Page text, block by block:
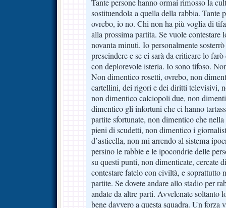
Tante persone hanno ormai rimosso la
sostituendola a quella della rabbia. Tante
ovrebo, io no. Chi non ha più voglia di
alla prossima partita. Se vuole contestare
novanta minuti. Io personalmente
prescindere e se ci sarà da criticare lo
con deplorevole isteria. Io sono tifoso.
Non dimentico rosetti, ovrebo, non
cartellini, dei rigori e dei diritti televisivi,
non dimentico calciopoli due, non
dimentico gli infortuni che ci hanno
partite sfortunate, non dimentico che
pieni di scudetti, non dimentico i
d’asticella, non mi arrendo al sistema
persino le rabbie e le ipocondrie delle
su questi punti, non dimenticate, cercate
contestare fatelo con civiltà, e soprattutto
partite. Se dovete andare allo stadio per
andate da altre parti. Avvelenate soltanto
bene davvero a questa squadra. Un forza